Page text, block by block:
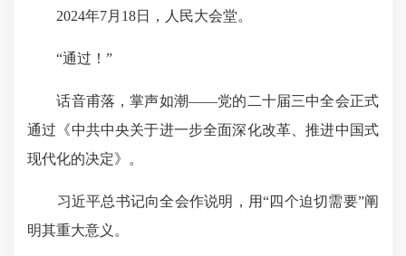
2024年7月18日，人民大会堂。
“通过！”
话音甫落，掌声如潮——党的二十届三中全会正式
通过《中共中央关于进一步全面深化改革、推进中国式
现代化的决定》。
习近平总书记向全会作说明，用“四个迫切需要”阐
明其重大意义。